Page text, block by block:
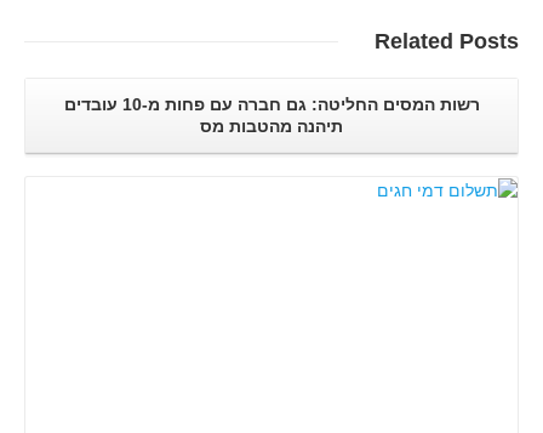
Related Posts
רשות המסים החליטה: גם חברה עם פחות מ-10 עובדים
תיהנה מהטבות מס